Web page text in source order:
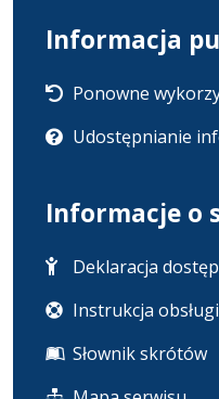
Informacja
Ponowne
Udostępnianie
Informacje o
Deklaracja
Instrukcja obsługi
Słownik skrótów